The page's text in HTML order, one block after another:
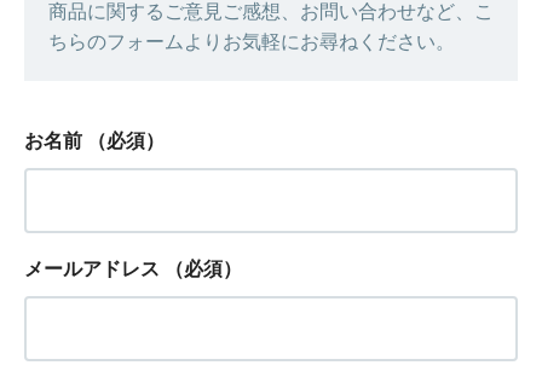
商品に関するご意見ご感想、お問い合わせなど、こ
ちらのフォームよりお気軽にお尋ねください。
お名前 （必須）
メールアドレス （必須）